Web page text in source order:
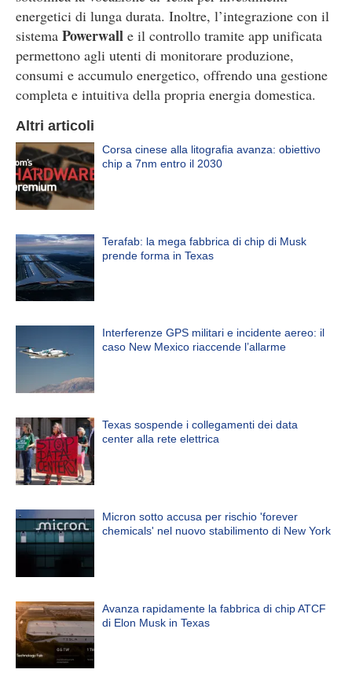
energetici di lunga durata. Inoltre, l’integrazione con il
sistema Powerwall e il controllo tramite app unificata
permettono agli utenti di monitorare produzione,
consumi e accumulo energetico, offrendo una gestione
completa e intuitiva della propria energia domestica.
Altri articoli
Corsa cinese alla litografia avanza: obiettivo
chip a 7nm entro il 2030
Terafab: la mega fabbrica di chip di Musk
prende forma in Texas
Interferenze GPS militari e incidente aereo: il
caso New Mexico riaccende l’allarme
Texas sospende i collegamenti dei data
center alla rete elettrica
Micron sotto accusa per rischio 'forever
chemicals' nel nuovo stabilimento di New York
Avanza rapidamente la fabbrica di chip ATCF
di Elon Musk in Texas